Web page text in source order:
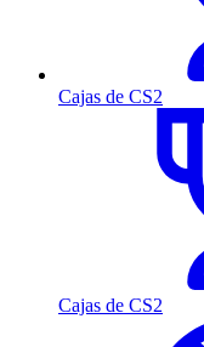
Cajas de CS2
Cajas de CS2